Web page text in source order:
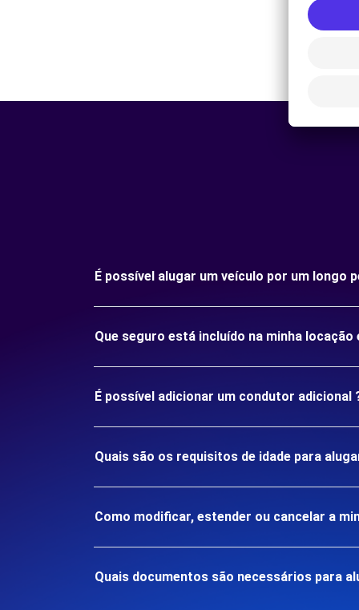
É possível alugar um veículo por um longo
Que seguro está incluído na minha locação
É possível adicionar um condutor adicional
Quais são os requisitos de idade para
Como modificar, estender ou cancelar a
Quais documentos são necessários para